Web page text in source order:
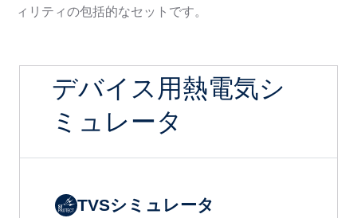
ィリティの包括的なセットです。
デバイス用熱電気シ
ミュレータ
TVSシミュレータ